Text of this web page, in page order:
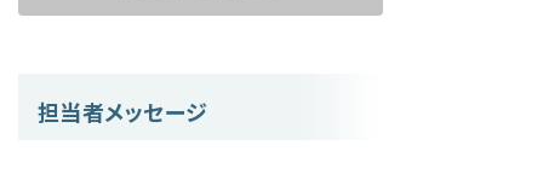
担当者メッセージ